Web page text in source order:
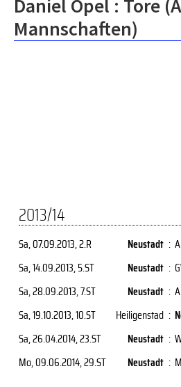
Daniel Opel : Tore
Mannschaften)
2013/14
Sa, 07.09.2013, 2.R Neustadt :
Sa, 14.09.2013, 5.ST Neustadt :
Sa, 28.09.2013, 7.ST Neustadt :
Sa, 19.10.2013, 10.ST Heiligenstad :
Sa, 26.04.2014, 23.ST Neustadt :
Mo, 09.06.2014, 29.ST Neustadt :